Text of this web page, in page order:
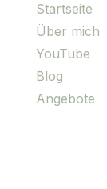
Startseite
Über mich
YouTube
Blog
Angebote